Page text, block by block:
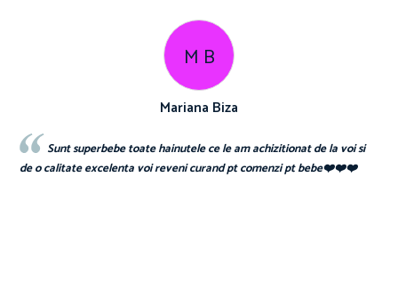
M B
Mariana Biza
Sunt superbebe toate hainutele ce le am achizitionat de la voi si
de o calitate excelenta voi reveni curand pt comenzi pt bebe❤️❤️❤️